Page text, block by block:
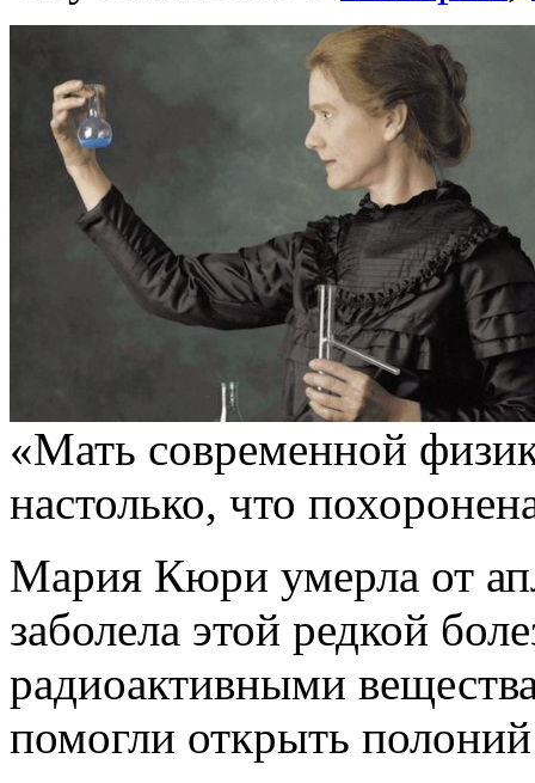
«Мать современной
настолько, что
Мария Кюри умерла от
заболела этой редкой
радиоактивными
помогли открыть